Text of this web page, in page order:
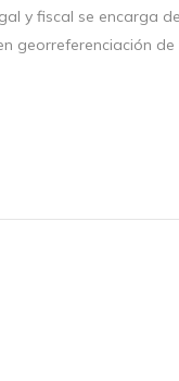
y fiscal se encarga
georreferenciación